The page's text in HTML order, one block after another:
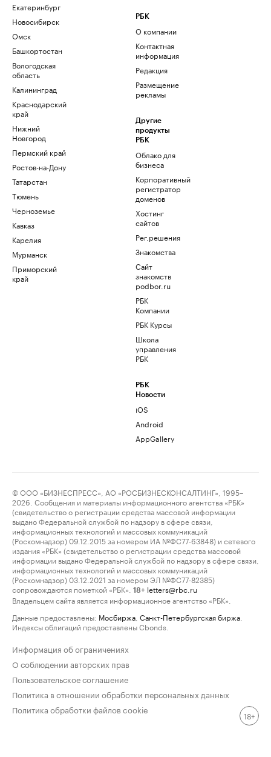
Екатеринбург
Новосибирск
Омск
Башкортостан
Вологодская
область
Калининград
Краснодарский
край
Нижний
Новгород
Пермский край
Ростов-на-Дону
Татарстан
Тюмень
Черноземье
Кавказ
Карелия
Мурманск
Приморский
край
РБК
О компании
Контактная
информация
Редакция
Размещение
рекламы
Другие
продукты
РБК
Облако для
бизнеса
Корпоративный
регистратор
доменов
Хостинг
сайтов
Рег.решения
Знакомства
Сайт
знакомств
podbor.ru
РБК
Компании
РБК Курсы
Школа
управления
РБК
РБК
Новости
iOS
Android
AppGallery
© ООО «БИЗНЕСПРЕСС», АО «РОСБИЗНЕСКОНСАЛТИНГ», 1995–
2026. Сообщения и материалы информационного агентства «РБК»
(свидетельство о регистрации средства массовой информации
выдано Федеральной службой по надзору в сфере связи,
информационных технологий и массовых коммуникаций
(Роскомнадзор) 09.12.2015 за номером ИА №ФС77-63848) и сетевого
издания «РБК» (свидетельство о регистрации средства массовой
информации выдано Федеральной службой по надзору в сфере связи,
информационных технологий и массовых коммуникаций
(Роскомнадзор) 03.12.2021 за номером ЭЛ №ФС77-82385)
сопровождаются пометкой «РБК».
18+ letters@rbc.ru
Владельцем сайта является информационное агентство «РБК».
Данные предоставлены: Мосбиржа Санкт-Петербургская биржа
Индексы облигаций предоставлены Cbonds.
Информация об ограничениях
О соблюдении авторских прав
Пользовательское соглашение
Политика в отношении обработки персональных данных
Политика обработки файлов cookie
18+